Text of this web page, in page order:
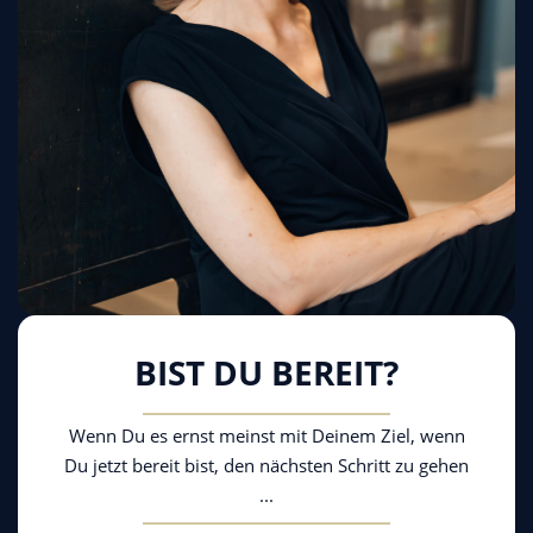
BIST DU BEREIT?
Wenn Du es ernst meinst mit Deinem Ziel, wenn
Du jetzt bereit bist, den nächsten Schritt zu gehen
...